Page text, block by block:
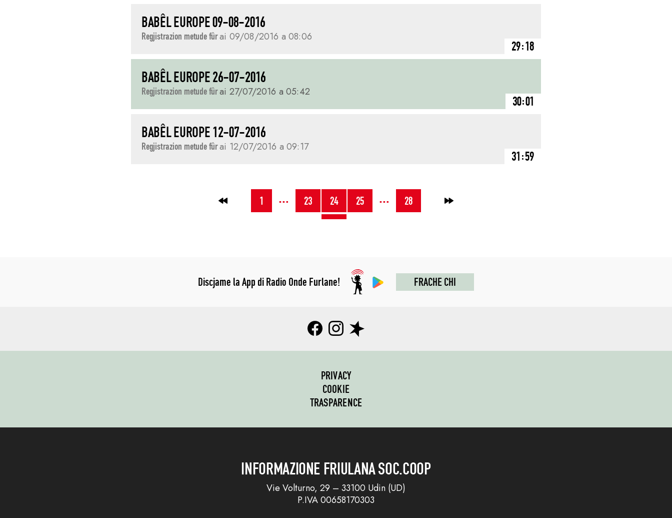
BABÊL EUROPE 09-08-2016
Regjistrazion metude fûrai 09/08/2016 a 08:06
29:18
BABÊL EUROPE 26-07-2016
Regjistrazion metude fûrai 27/07/2016 a 05:42
30:01
BABÊL EUROPE 12-07-2016
Regjistrazion metude fûrai 12/07/2016 a 09:17
31:59
← 1 … 23 24 25 … 28 →
Discjame la App di Radio Onde Furlane! FRACHE CHI
PRIVACY
COOKIE
TRASPARENCE
INFORMAZIONE FRIULANA SOC.COOP
Vie Volturno, 29 – 33100 Udin (UD)
P.IVA 00658170303